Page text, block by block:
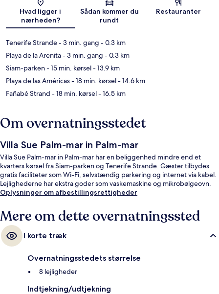
Kort
Hvad ligger i
nærheden?
Sådan kommer du
rundt
Restauranter
Tenerife Strande- 3 min. gang - 0.3 km
Playa de la Arenita- 3 min. gang - 0.3 km
Siam-parken- 15 min. kørsel- 13.9 km
Playa de las Américas- 18 min. kørsel- 14.6 km
Fañabé Strand - 18 min. kørsel- 16.5 km
Om overnatningsstedet
Villa Sue Palm-mar in Palm-mar
Villa Sue Palm-mar in Palm-mar har en beliggenhed mindre end et
kvarters kørsel fra Siam-parken og Tenerife Strande. Gæster tilbydes
gratis faciliteter som Wi-Fi, selvstændig parkering og internet via kabel.
Lejlighederne har ekstra goder som vaskemaskine og mikrobølgeovn.
Oplysninger om afbestillingsrettigheder
Mere om dette overnatningssted
I korte træk
Overnatningsstedets størrelse
8 lejligheder
Indtjekning/udtjekning